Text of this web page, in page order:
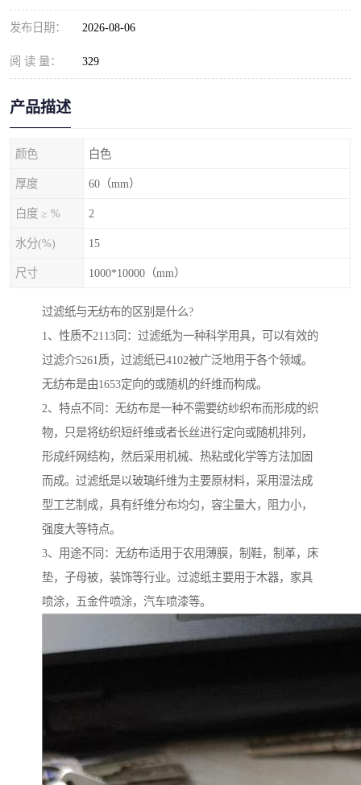
发布日期： 2026-08-06
阅 读 量： 329
产品描述
颜色 白色
厚度 60（mm）
白度 ≥ % 2
水分(%) 15
尺寸 1000*10000（mm）
过滤纸与无纺布的区别是什么?
1、性质不2113同：过滤纸为一种科学用具，可以有效的
过滤介5261质，过滤纸已4102被广泛地用于各个领域。
无纺布是由1653定向的或随机的纤维而构成。
2、特点不同：无纺布是一种不需要纺纱织布而形成的织
物，只是将纺织短纤维或者长丝进行定向或随机排列，
形成纤网结构，然后采用机械、热粘或化学等方法加固
而成。过滤纸是以玻璃纤维为主要原材料，采用湿法成
型工艺制成，具有纤维分布均匀，容尘量大，阻力小，
强度大等特点。
3、用途不同：无纺布适用于农用薄膜，制鞋，制革，床
垫，子母被，装饰等行业。过滤纸主要用于木器，家具
喷涂，五金件喷涂，汽车喷漆等。